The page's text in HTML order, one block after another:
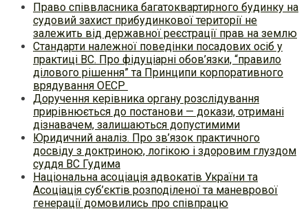
Право співвласника багатоквартирного будинку на
судовий захист прибудинкової території не
залежить від державної реєстрації прав на землю
Стандарти належної поведінки посадових осіб у
практиці ВC. Про фідуціарні обов’язки, “правило
ділового рішення” та Принципи корпоративного
врядування ОЕСР
Доручення керівника органу розслідування
прирівнюється до постанови — докази, отримані
дізнавачем, залишаються допустимими
Юридичний аналіз. Про зв’язок практичного
досвіду з доктриною, логікою і здоровим глуздом
суддя ВС Гудима
Національна асоціація адвокатів України та
Асоціація суб’єктів розподіленої та маневрової
генерації домовились про співпрацю